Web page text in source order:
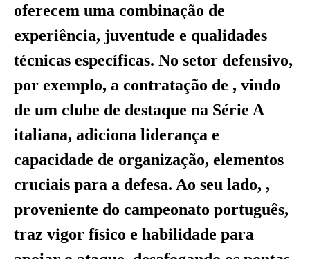
oferecem uma combinação de
experiência, juventude e qualidades
técnicas específicas. No setor defensivo,
por exemplo, a contratação de , vindo
de um clube de destaque na Série A
italiana, adiciona liderança e
capacidade de organização, elementos
cruciais para a defesa. Ao seu lado, ,
proveniente do campeonato português,
traz vigor físico e habilidade para